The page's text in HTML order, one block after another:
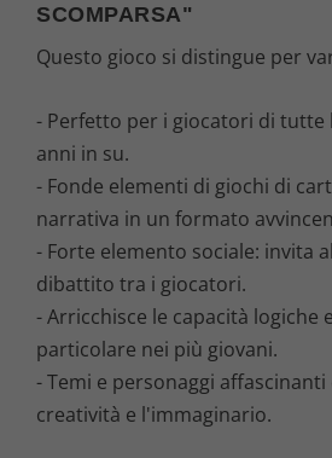
SCOMPARSA"
Questo gioco si distingue per
- Perfetto per i giocatori di tutte
anni in su.
- Fonde elementi di giochi di
narrativa in un formato
- Forte elemento sociale: invita
dibattito tra i giocatori.
- Arricchisce le capacità logiche
particolare nei più giovani.
- Temi e personaggi
creatività e l'immaginario.